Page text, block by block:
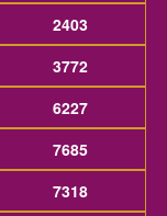
2403
3772
6227
7685
7318